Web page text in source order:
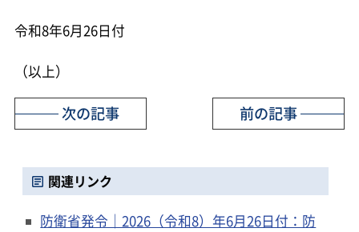
令和8年6月26日付
（以上）
前の記事
次の記事
関連リンク
防衛省発令｜2026（令和8）年6月26日付：防